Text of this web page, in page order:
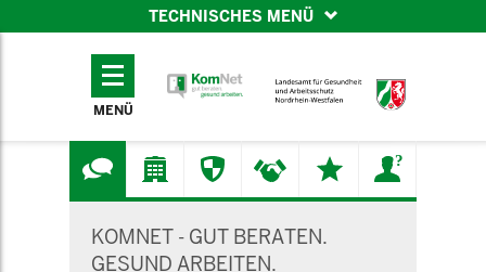
TECHNISCHES MENÜ
TECHNISCHES
MENÜ
KOMNET - GUT BERATEN.
GESUND ARBEITEN.